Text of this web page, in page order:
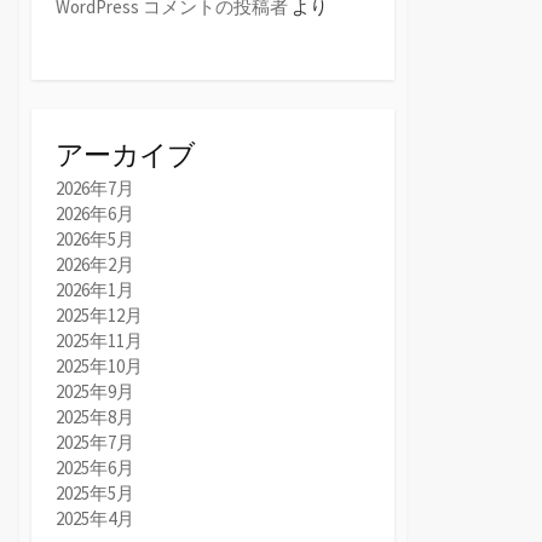
WordPress コメントの投稿者 より
アーカイブ
2026年7月
2026年6月
2026年5月
2026年2月
2026年1月
2025年12月
2025年11月
2025年10月
2025年9月
2025年8月
2025年7月
2025年6月
2025年5月
2025年4月